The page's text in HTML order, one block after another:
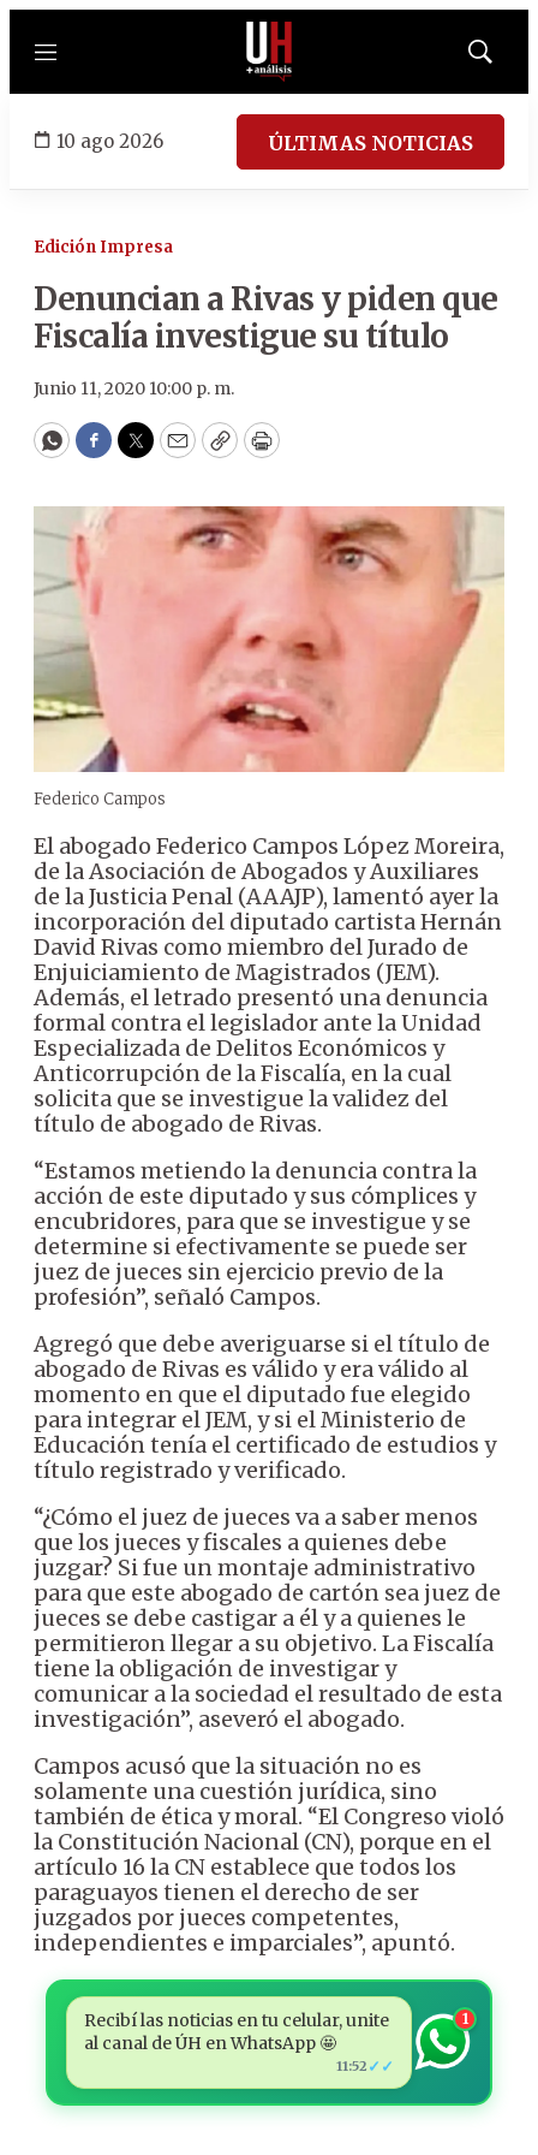
Menú
Mostrar
10 ago 2026 ÚLTIMAS NOTICIAS
Edición Impresa
Denuncian a Rivas y piden que
Fiscalía investigue su título
Junio 11, 2020 10:00 p. m.
WhatsApp
Facebook
Twitter
EmailCopyPrint
Federico Campos
El abogado Federico Campos López Moreira,
de la Asociación de Abogados y Auxiliares
de la Justicia Penal (AAAJP), lamentó ayer la
incorporación del diputado cartista Hernán
David Rivas como miembro del Jurado de
Enjuiciamiento de Magistrados (JEM).
Además, el letrado presentó una denuncia
formal contra el legislador ante la Unidad
Especializada de Delitos Económicos y
Anticorrupción de la Fiscalía, en la cual
solicita que se investigue la validez del
título de abogado de Rivas.
“Estamos metiendo la denuncia contra la
acción de este diputado y sus cómplices y
encubridores, para que se investigue y se
determine si efectivamente se puede ser
juez de jueces sin ejercicio previo de la
profesión”, señaló Campos.
Agregó que debe averiguarse si el título de
abogado de Rivas es válido y era válido al
momento en que el diputado fue elegido
para integrar el JEM, y si el Ministerio de
Educación tenía el certificado de estudios y
título registrado y verificado.
“¿Cómo el juez de jueces va a saber menos
que los jueces y fiscales a quienes debe
juzgar? Si fue un montaje administrativo
para que este abogado de cartón sea juez de
jueces se debe castigar a él y a quienes le
permitieron llegar a su objetivo. La Fiscalía
tiene la obligación de investigar y
comunicar a la sociedad el resultado de esta
investigación”, aseveró el abogado.
Campos acusó que la situación no es
solamente una cuestión jurídica, sino
también de ética y moral. “El Congreso violó
la Constitución Nacional (CN), porque en el
artículo 16 la CN establece que todos los
paraguayos tienen el derecho de ser
juzgados por jueces competentes,
independientes e imparciales”, apuntó.
Recibí las noticias en tu celular, unite
al canal de ÚH en WhatsApp 🤩
11:52 ✓✓
1